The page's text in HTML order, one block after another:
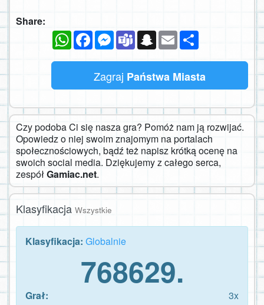
Share:
WhatsAppFacebookMessenger
TeamsSnapchat
Email
Zagraj Państwa Miasta
Czy podoba Ci się nasza gra? Pomóż nam ją rozwijać.
Opowiedz o niej swoim znajomym na portalach
społecznościowych, bądź też napisz krótką ocenę na
swoich social media. Dziękujemy z całego serca,
zespółGamiac.net.
Klasyfikacja Wszystkie
Klasyfikacja: Globalnie
768629.
Grał:
3x